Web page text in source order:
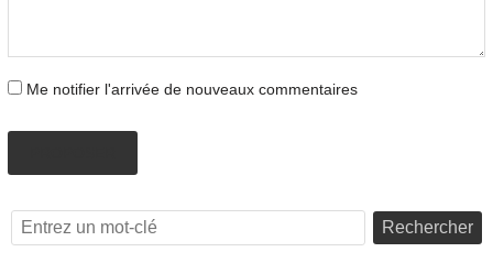
Me notifier l'arrivée de nouveaux commentaires
Rechercher